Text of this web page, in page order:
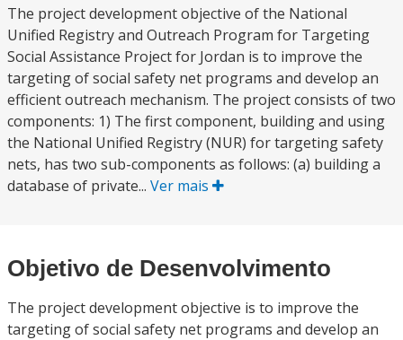
The project development objective of the National
Unified Registry and Outreach Program for Targeting
Social Assistance Project for Jordan is to improve the
targeting of social safety net programs and develop an
efficient outreach mechanism. The project consists of two
components: 1) The first component, building and using
the National Unified Registry (NUR) for targeting safety
nets, has two sub-components as follows: (a) building a
database of private... Ver mais
Objetivo de Desenvolvimento
The project development objective is to improve the
targeting of social safety net programs and develop an